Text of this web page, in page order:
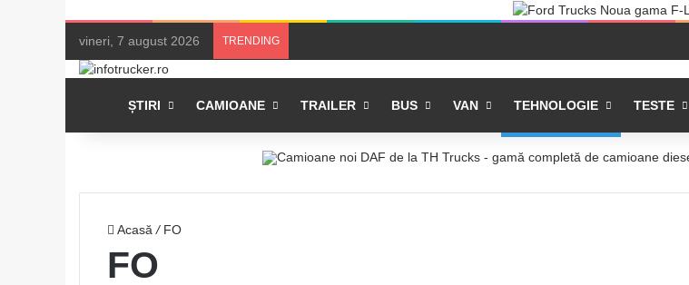
vineri, 7 august 2026 TRENDING
AcasăȘTIRI CAMIOANE TRAILER BUS VAN TEHNOLOGIE TESTE
Acasă / FO
FO